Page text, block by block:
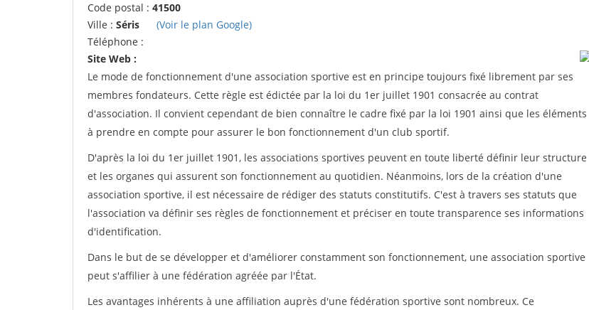
Code postal : 41500
Ville : Séris
(Voir le plan Google)
Téléphone :
Site Web :
Le mode de fonctionnement d'une association sportive est en principe toujours fixé librement par ses
membres fondateurs. Cette règle est édictée par la loi du 1er juillet 1901 consacrée au contrat
d'association. Il convient cependant de bien connaître le cadre fixé par la loi 1901 ainsi que les éléments
à prendre en compte pour assurer le bon fonctionnement d'un club sportif.
D'après la loi du 1er juillet 1901, les associations sportives peuvent en toute liberté définir leur structure
et les organes qui assurent son fonctionnement au quotidien. Néanmoins, lors de la création d'une
association sportive, il est nécessaire de rédiger des statuts constitutifs. C'est à travers ses statuts que
l'association va définir ses règles de fonctionnement et préciser en toute transparence ses informations
d'identification.
Dans le but de se développer et d'améliorer constamment son fonctionnement, une association sportive
peut s'affilier à une fédération agréée par l'État.
Les avantages inhérents à une affiliation auprès d'une fédération sportive sont nombreux. Ce